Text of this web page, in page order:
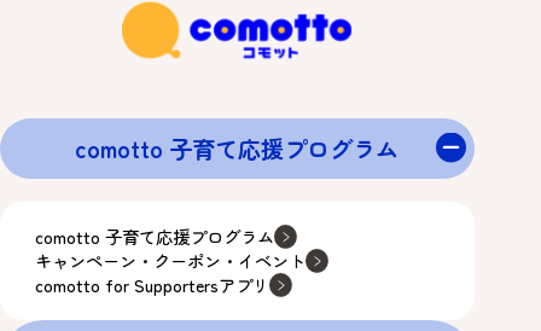
comotto 子育て応援プログラム
comotto 子育て応援プログラム
キャンペーン・クーポン・イベント
comotto for Supportersアプリ